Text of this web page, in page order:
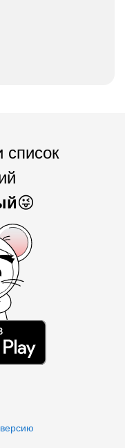
список
😜